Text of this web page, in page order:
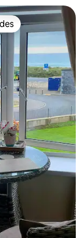
dos hóspedes